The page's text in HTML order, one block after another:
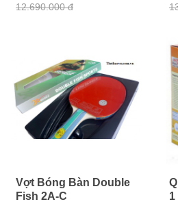
12.690.000 đ
Vợt Bóng Bàn Double
Fish 2A-C
1